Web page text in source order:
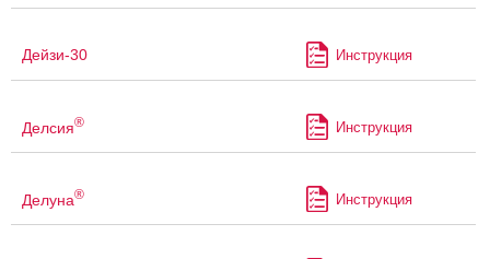
Дейзи-30 Инструкция
Делсия® Инструкция
Делуна® Инструкция